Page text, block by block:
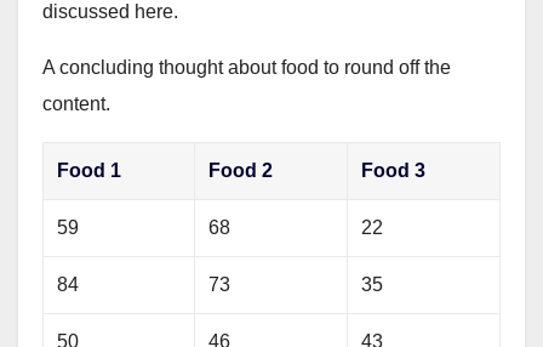
discussed here.
A concluding thought about food to round off the
content.
Food 1 Food 2 Food 3
59 68 22
84 73 35
50 46 43